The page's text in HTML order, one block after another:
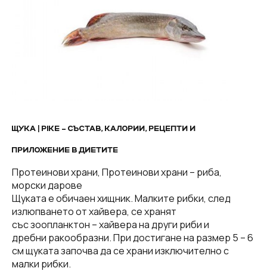
ЩУКА | PIKE – СЪСТАВ, КАЛОРИИ, РЕЦЕПТИ И
ПРИЛОЖЕНИЕ В ДИЕТИТЕ
Протеинови храни, Протеинови храни – риба,
морски дарове
Щуката е обичаен хищник. Малките рибки, след
излюпването от хайвера, се хранят
със зоопланктон – хайвера на други риби и
дребни ракообразни. При достигане на размер 5 – 6
см щуката започва да се храни изключително с
малки рибки.